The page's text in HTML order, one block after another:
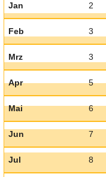
Jan 2
Feb 3
Mrz 3
Apr 5
Mai 6
Jun 7
Jul 8